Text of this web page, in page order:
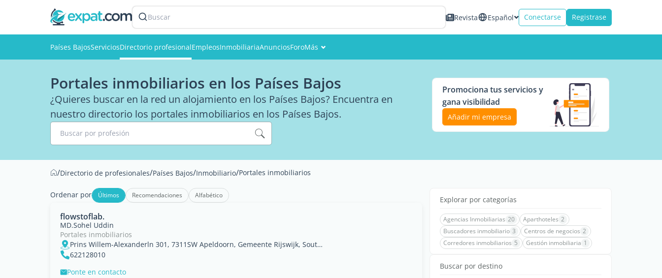
Buscar Revista Español Conectarse Registrase
Países BajosServiciosDirectorio profesionalEmpleosInmobiliariaAnunciosForoMás
Miembros
Fotos
Portales inmobiliarios en los Países Bajos
¿Quieres buscar en la red un alojamiento en los Países Bajos? Encuentra en
nuestro directorio los portales inmobiliarios en los Países Bajos.
Buscar por profesión
Promociona tus servicios y
gana visibilidad
Añadir mi empresa
/Directorio de profesionales/Países Bajos/Inmobiliario/Portales inmobiliarios
Ordenar por Últimos Recomendaciones Alfabético
flowstoflab.
MD.Sohel Uddin
Portales inmobiliarios
Prins Willem-Alexanderln 301, 7311SW Apeldoorn, Gemeente Rijswijk, South Holland
622128010
Ponte en contacto
Explorar por categorías
Agencias Inmobiliarias 20 Aparthoteles 2
Buscadores inmobiliario 3 Centros de negocios 2
Corredores inmobiliarios 5 Gestión inmobiliaria 1
Buscar por destino